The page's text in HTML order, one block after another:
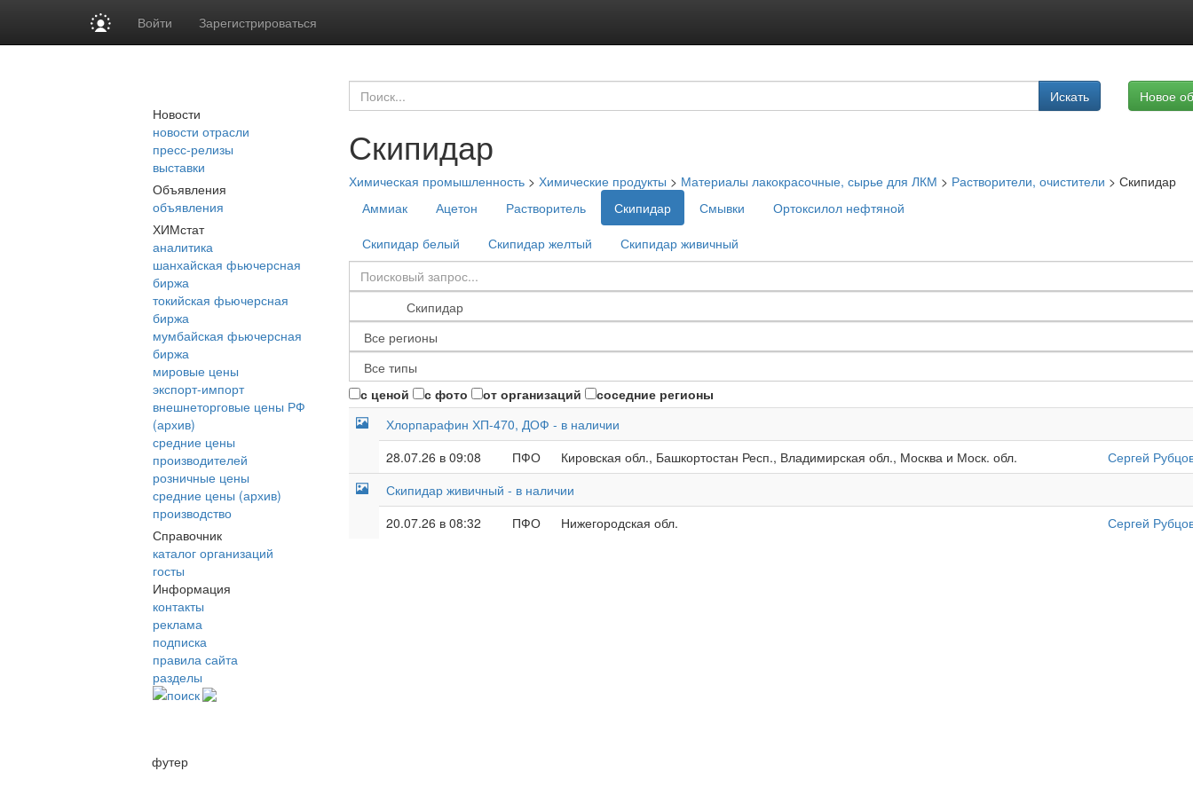
Войти Зарегистрироваться
Новости
новости отрасли
пресс-релизы
выставки
Объявления
объявления
ХИМстат
аналитика
шанхайская фьючерсная
биржа
токийская фьючерсная
биржа
мумбайская фьючерсная
биржа
мировые цены
экспорт-импорт
внешнеторговые цены РФ
(архив)
средние цены
производителей
розничные цены
средние цены (архив)
производство
Справочник
каталог организаций
госты
Информация
контакты
реклама
подписка
правила сайта
разделы
поиск
Искать Новое
Скипидар
Химическая промышленность > Химические продукты > Материалы лакокрасочные, сырье для ЛКМ > Растворители, очистители > Скипидар
Аммиак
Ацетон Растворитель Скипидар Смывки
Ортоксилол нефтяной
Скипидар белый
Скипидар желтый Скипидар живичный
с ценой с фото от организаций
соседние регионы
Хлорпарафин ХП-470, ДОФ - в наличии
28.07.26 в 09:08
ПФО Кировская обл., Башкортостан Респ., Владимирская обл., Москва и Моск. обл.
Сергей
Скипидар живичный - в наличии
20.07.26 в 08:32
ПФО Нижегородская обл. Сергей
футер